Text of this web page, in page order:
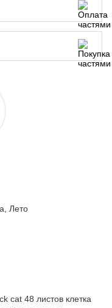
Лето
cat 48 листов клетка